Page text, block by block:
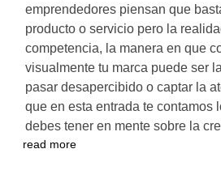
emprendedores piensan que
producto o servicio pero la
competencia, la manera en que
visualmente tu marca puede ser
pasar desapercibido o captar la
que en esta entrada te contamos
debes tener en mente sobre la
read more